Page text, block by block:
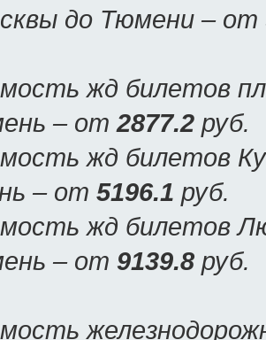
до Тюмени – от
жд билетов
– от2877.2 руб.
жд билетов
– от 5196.1 руб.
жд билетов
– от 9139.8 руб.